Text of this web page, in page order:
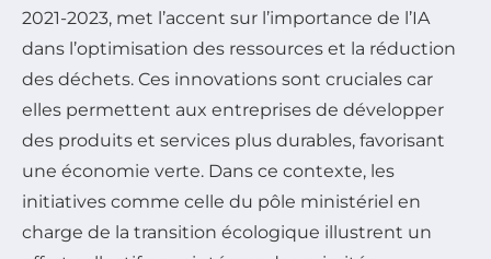
2021-2023, met l’accent sur l’importance de l’IA
dans l’optimisation des ressources et la réduction
des déchets. Ces innovations sont cruciales car
elles permettent aux entreprises de développer
des produits et services plus durables, favorisant
une économie verte. Dans ce contexte, les
initiatives comme celle du pôle ministériel en
charge de la transition écologique illustrent un